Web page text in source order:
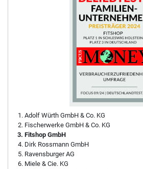
Adolf Würth GmbH & Co. KG
Fischerwerke GmbH & Co. KG
Fitshop GmbH
Dirk Rossmann GmbH
Ravensburger AG
Miele & Cie. KG